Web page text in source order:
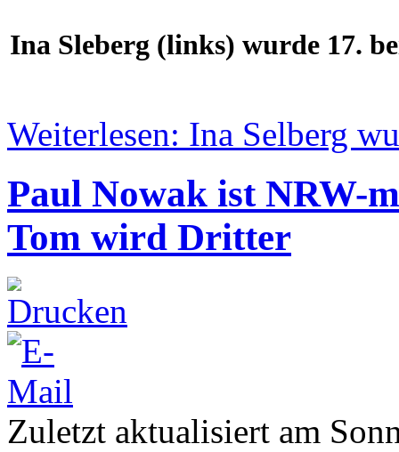
Ina Sleberg (links) wurde 17.
Weiterlesen: Ina Selberg
Paul Nowak ist NRW-
Tom wird Dritter
Zuletzt aktualisiert am